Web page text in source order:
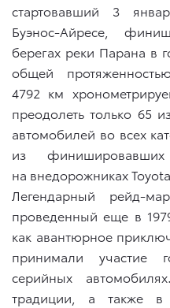
стартовавший 3
Буэнос-Айресе,
берегах реки Парана в
общей
4792 км
преодолеть только 65
автомобилей во всех
из финишировавших
на внедорожниках
Легендарный рейд-
проведенный еще в
как авантюрное
принимали участие
серийных
традиции, а также в